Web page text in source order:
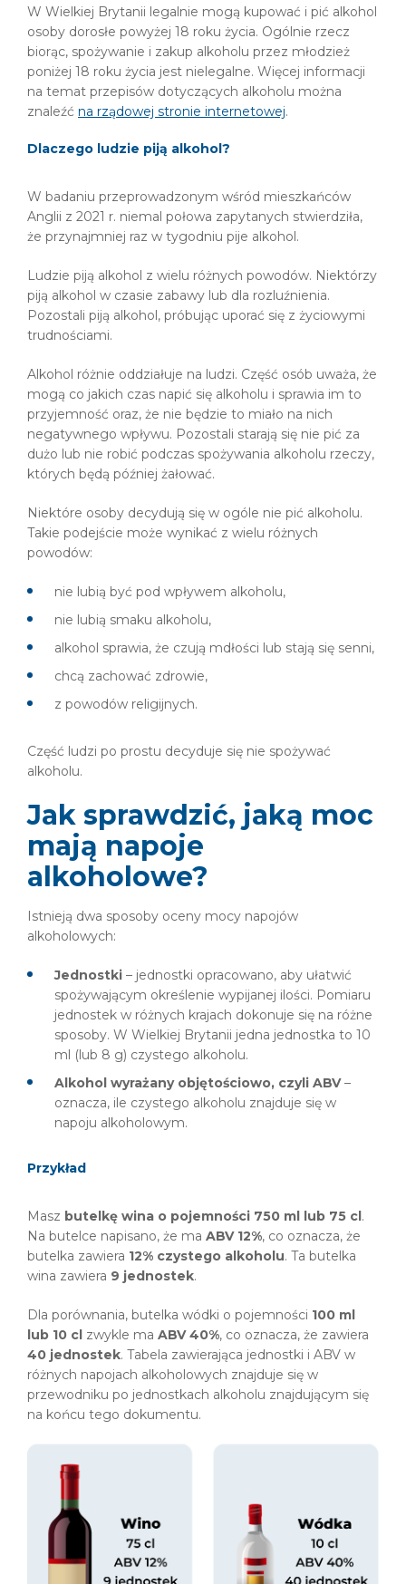
W Wielkiej Brytanii legalnie mogą kupować i pić alkohol
osoby dorosłe powyżej 18 roku życia. Ogólnie rzecz
biorąc, spożywanie i zakup alkoholu przez młodzież
poniżej 18 roku życia jest nielegalne. Więcej informacji
na temat przepisów dotyczących alkoholu można
znaleźć na rządowej stronie internetowej.
Dlaczego ludzie piją alkohol?
W badaniu przeprowadzonym wśród mieszkańców
Anglii z 2021 r. niemal połowa zapytanych stwierdziła,
że przynajmniej raz w tygodniu pije alkohol.
Ludzie piją alkohol z wielu różnych powodów. Niektórzy
piją alkohol w czasie zabawy lub dla rozluźnienia.
Pozostali piją alkohol, próbując uporać się z życiowymi
trudnościami.
Alkohol różnie oddziałuje na ludzi. Część osób uważa, że
mogą co jakich czas napić się alkoholu i sprawia im to
przyjemność oraz, że nie będzie to miało na nich
negatywnego wpływu. Pozostali starają się nie pić za
dużo lub nie robić podczas spożywania alkoholu rzeczy,
których będą później żałować.
Niektóre osoby decydują się w ogóle nie pić alkoholu.
Takie podejście może wynikać z wielu różnych
powodów:
nie lubią być pod wpływem alkoholu,
nie lubią smaku alkoholu,
alkohol sprawia, że czują mdłości lub stają się senni,
chcą zachować zdrowie,
z powodów religijnych.
Część ludzi po prostu decyduje się nie spożywać
alkoholu.
Jak sprawdzić, jaką moc
mają napoje
alkoholowe?
Istnieją dwa sposoby oceny mocy napojów
alkoholowych:
Jednostki – jednostki opracowano, aby ułatwić
spożywającym określenie wypijanej ilości. Pomiaru
jednostek w różnych krajach dokonuje się na różne
sposoby. W Wielkiej Brytanii jedna jednostka to 10
ml (lub 8 g) czystego alkoholu.
Alkohol wyrażany objętościowo, czyli ABV–
oznacza, ile czystego alkoholu znajduje się w
napoju alkoholowym.
Przykład
Masz butelkę wina o pojemności 750 ml lub 75 cl.
Na butelce napisano, że ma ABV 12%, co oznacza, że
butelka zawiera 12% czystego alkoholu. Ta butelka
wina zawiera 9 jednostek.
Dla porównania, butelka wódki o pojemności 100 ml
lub 10 cl zwykle ma ABV 40%, co oznacza, że zawiera
40 jednostek. Tabela zawierająca jednostki i ABV w
różnych napojach alkoholowych znajduje się w
przewodniku po jednostkach alkoholu znajdującym się
na końcu tego dokumentu.